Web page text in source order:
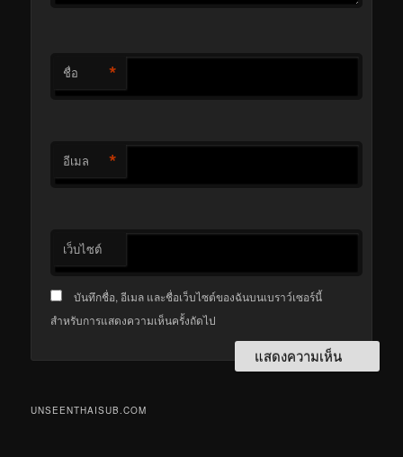
ชื่อ *
อีเมล *
เว็บไซต์
บันทึกชื่อ, อีเมล และชื่อเว็บไซต์ของฉันบนเบราว์เซอร์นี้
สำหรับการแสดงความเห็นครั้งถัดไป
UNSEENTHAISUB.COM